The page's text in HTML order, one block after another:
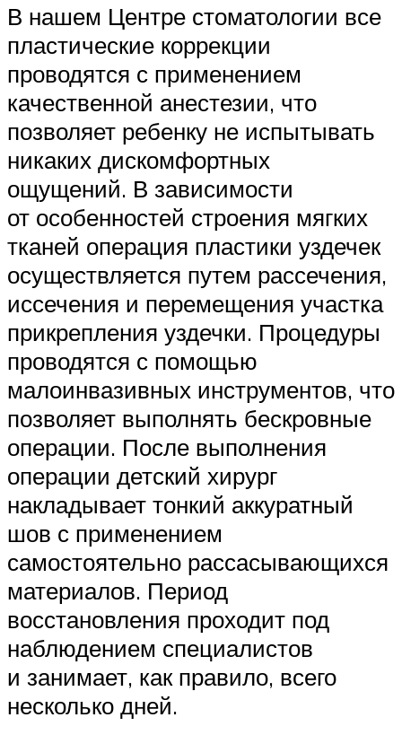
В нашем Центре стоматологии все
пластические коррекции
проводятся с применением
качественной анестезии, что
позволяет ребенку не испытывать
никаких дискомфортных
ощущений. В зависимости
от особенностей строения мягких
тканей операция пластики уздечек
осуществляется путем рассечения,
иссечения и перемещения участка
прикрепления уздечки. Процедуры
проводятся с помощью
малоинвазивных инструментов, что
позволяет выполнять бескровные
операции. После выполнения
операции детский хирург
накладывает тонкий аккуратный
шов с применением
самостоятельно рассасывающихся
материалов. Период
восстановления проходит под
наблюдением специалистов
и занимает, как правило, всего
несколько дней.